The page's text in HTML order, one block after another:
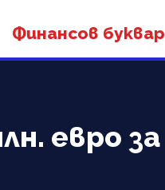
Финансов буквар
евро за